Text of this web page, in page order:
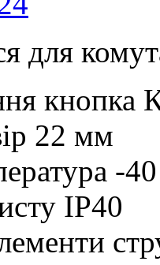
для
кнопка
22 мм
-
IP40